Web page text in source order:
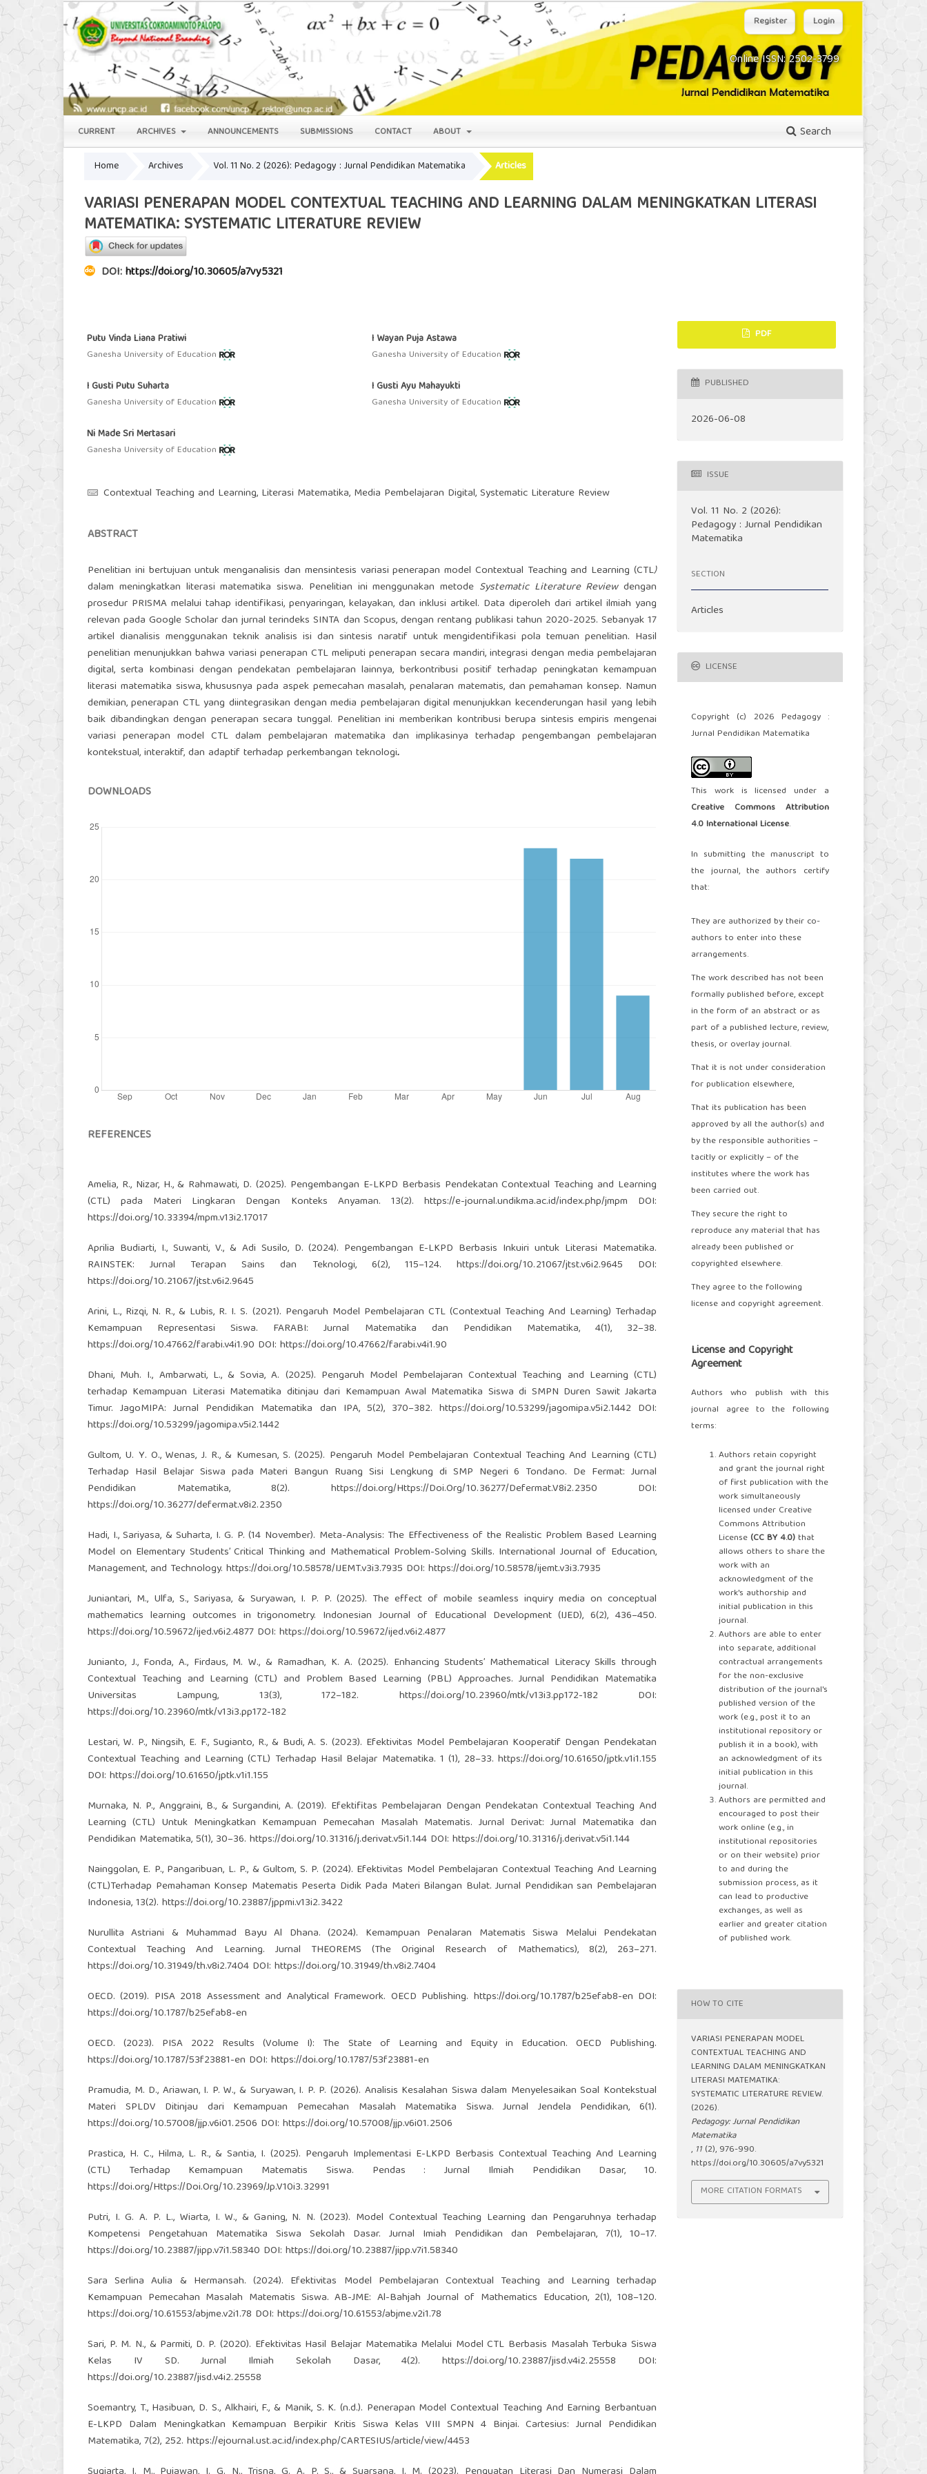
Online ISSN: 2502-3799
CURRENT ARCHIVES ANNOUNCEMENTS SUBMISSIONS CONTACT ABOUT Search
Register Login
Home Archives Vol. 11 No. 2 (2026): Pedagogy : Jurnal Pendidikan Matematika Articles
VARIASI PENERAPAN MODEL CONTEXTUAL TEACHING AND LEARNING DALAM MENINGKATKAN LITERASI
MATEMATIKA: SYSTEMATIC LITERATURE REVIEW
DOI:https://doi.org/10.30605/a7vy5321
Putu Vinda Liana Pratiwi
Ganesha University of Education
I Wayan Puja Astawa
Ganesha University of Education
I Gusti Putu Suharta
Ganesha University of Education
I Gusti Ayu Mahayukti
Ganesha University of Education
Ni Made Sri Mertasari
Ganesha University of Education
Contextual Teaching and Learning, Literasi Matematika, Media Pembelajaran Digital, Systematic Literature Review
ABSTRACT
Penelitian ini bertujuan untuk menganalisis dan mensintesis variasi penerapan model Contextual Teaching and Learning (CTL)
dalam meningkatkan literasi matematika siswa. Penelitian ini menggunakan metode Systematic Literature Reviewdengan
prosedur PRISMA melalui tahap identifikasi, penyaringan, kelayakan, dan inklusi artikel. Data diperoleh dari artikel ilmiah yang
relevan pada Google Scholar dan jurnal terindeks SINTA dan Scopus, dengan rentang publikasi tahun 2020-2025. Sebanyak 17
artikel dianalisis menggunakan teknik analisis isi dan sintesis naratif untuk mengidentifikasi pola temuan penelitian. Hasil
penelitian menunjukkan bahwa variasi penerapan CTL meliputi penerapan secara mandiri, integrasi dengan media pembelajaran
digital, serta kombinasi dengan pendekatan pembelajaran lainnya, berkontribusi positif terhadap peningkatan kemampuan
literasi matematika siswa, khususnya pada aspek pemecahan masalah, penalaran matematis, dan pemahaman konsep. Namun
demikian, penerapan CTL yang diintegrasikan dengan media pembelajaran digital menunjukkan kecenderungan hasil yang lebih
baik dibandingkan dengan penerapan secara tunggal. Penelitian ini memberikan kontribusi berupa sintesis empiris mengenai
variasi penerapan model CTL dalam pembelajaran matematika dan implikasinya terhadap pengembangan pembelajaran
kontekstual, interaktif, dan adaptif terhadap perkembangan teknologi.
DOWNLOADS
REFERENCES
Amelia, R., Nizar, H., & Rahmawati, D. (2025). Pengembangan E-LKPD Berbasis Pendekatan Contextual Teaching and Learning
(CTL) pada Materi Lingkaran Dengan Konteks Anyaman. 13(2). https://e-journal.undikma.ac.id/index.php/jmpm DOI:
https://doi.org/10.33394/mpm.v13i2.17017
Aprilia Budiarti, I., Suwanti, V., & Adi Susilo, D. (2024). Pengembangan E-LKPD Berbasis Inkuiri untuk Literasi Matematika.
RAINSTEK: Jurnal Terapan Sains dan Teknologi, 6(2), 115–124. https://doi.org/10.21067/jtst.v6i2.9645 DOI:
https://doi.org/10.21067/jtst.v6i2.9645
Arini, L., Rizqi, N. R., & Lubis, R. I. S. (2021). Pengaruh Model Pembelajaran CTL (Contextual Teaching And Learning) Terhadap
Kemampuan Representasi Siswa. FARABI: Jurnal Matematika dan Pendidikan Matematika, 4(1), 32–38.
https://doi.org/10.47662/farabi.v4i1.90 DOI: https://doi.org/10.47662/farabi.v4i1.90
Dhani, Muh. I., Ambarwati, L., & Sovia, A. (2025). Pengaruh Model Pembelajaran Contextual Teaching and Learning (CTL)
terhadap Kemampuan Literasi Matematika ditinjau dari Kemampuan Awal Matematika Siswa di SMPN Duren Sawit Jakarta
Timur. JagoMIPA: Jurnal Pendidikan Matematika dan IPA, 5(2), 370–382. https://doi.org/10.53299/jagomipa.v5i2.1442 DOI:
https://doi.org/10.53299/jagomipa.v5i2.1442
Gultom, U. Y. O., Wenas, J. R., & Kumesan, S. (2025). Pengaruh Model Pembelajaran Contextual Teaching And Learning (CTL)
Terhadap Hasil Belajar Siswa pada Materi Bangun Ruang Sisi Lengkung di SMP Negeri 6 Tondano. De Fermat: Jurnal
Pendidikan Matematika, 8(2). https://doi.org/Https://Doi.Org/10.36277/Defermat.V8i2.2350 DOI:
https://doi.org/10.36277/defermat.v8i2.2350
Hadi, I., Sariyasa, & Suharta, I. G. P. (14 November). Meta-Analysis: The Effectiveness of the Realistic Problem Based Learning
Model on Elementary Students’ Critical Thinking and Mathematical Problem-Solving Skills. International Journal of Education,
Management, and Technology. https://doi.org/10.58578/IJEMT.v3i3.7935 DOI: https://doi.org/10.58578/ijemt.v3i3.7935
Juniantari, M., Ulfa, S., Sariyasa, & Suryawan, I. P. P. (2025). The effect of mobile seamless inquiry media on conceptual
mathematics learning outcomes in trigonometry. Indonesian Journal of Educational Development (IJED), 6(2), 436–450.
https://doi.org/10.59672/ijed.v6i2.4877 DOI: https://doi.org/10.59672/ijed.v6i2.4877
Junianto, J., Fonda, A., Firdaus, M. W., & Ramadhan, K. A. (2025). Enhancing Students’ Mathematical Literacy Skills through
Contextual Teaching and Learning (CTL) and Problem Based Learning (PBL) Approaches. Jurnal Pendidikan Matematika
Universitas Lampung, 13(3), 172–182. https://doi.org/10.23960/mtk/v13i3.pp172-182 DOI:
https://doi.org/10.23960/mtk/v13i3.pp172-182
Lestari, W. P., Ningsih, E. F., Sugianto, R., & Budi, A. S. (2023). Efektivitas Model Pembelajaran Kooperatif Dengan Pendekatan
Contextual Teaching and Learning (CTL) Terhadap Hasil Belajar Matematika. 1 (1), 28–33. https://doi.org/10.61650/jptk.v1i1.155
DOI: https://doi.org/10.61650/jptk.v1i1.155
Murnaka, N. P., Anggraini, B., & Surgandini, A. (2019). Efektifitas Pembelajaran Dengan Pendekatan Contextual Teaching And
Learning (CTL) Untuk Meningkatkan Kemampuan Pemecahan Masalah Matematis. Jurnal Derivat: Jurnal Matematika dan
Pendidikan Matematika, 5(1), 30–36. https://doi.org/10.31316/j.derivat.v5i1.144 DOI: https://doi.org/10.31316/j.derivat.v5i1.144
Nainggolan, E. P., Pangaribuan, L. P., & Gultom, S. P. (2024). Efektivitas Model Pembelajaran Contextual Teaching And Learning
(CTL)Terhadap Pemahaman Konsep Matematis Peserta Didik Pada Materi Bilangan Bulat. Jurnal Pendidikan san Pembelajaran
Indonesia, 13(2). https://doi.org/10.23887/jppmi.v13i2.3422
Nurullita Astriani & Muhammad Bayu Al Dhana. (2024). Kemampuan Penalaran Matematis Siswa Melalui Pendekatan
Contextual Teaching And Learning. Jurnal THEOREMS (The Original Research of Mathematics), 8(2), 263–271.
https://doi.org/10.31949/th.v8i2.7404 DOI: https://doi.org/10.31949/th.v8i2.7404
OECD. (2019). PISA 2018 Assessment and Analytical Framework. OECD Publishing. https://doi.org/10.1787/b25efab8-en DOI:
https://doi.org/10.1787/b25efab8-en
OECD. (2023). PISA 2022 Results (Volume I): The State of Learning and Equity in Education. OECD Publishing.
https://doi.org/10.1787/53f23881-en DOI: https://doi.org/10.1787/53f23881-en
Pramudia, M. D., Ariawan, I. P. W., & Suryawan, I. P. P. (2026). Analisis Kesalahan Siswa dalam Menyelesaikan Soal Kontekstual
Materi SPLDV Ditinjau dari Kemampuan Pemecahan Masalah Matematika Siswa. Jurnal Jendela Pendidikan, 6(1).
https://doi.org/10.57008/jjp.v6i01.2506 DOI: https://doi.org/10.57008/jjp.v6i01.2506
Prastica, H. C., Hilma, L. R., & Santia, I. (2025). Pengaruh Implementasi E-LKPD Berbasis Contextual Teaching And Learning
(CTL) Terhadap Kemampuan Matematis Siswa. Pendas : Jurnal Ilmiah Pendidikan Dasar, 10.
https://doi.org/Https://Doi.Org/10.23969/Jp.V10i3.32991
Putri, I. G. A. P. L., Wiarta, I. W., & Ganing, N. N. (2023). Model Contextual Teaching Learning dan Pengaruhnya terhadap
Kompetensi Pengetahuan Matematika Siswa Sekolah Dasar. Jurnal Imiah Pendidikan dan Pembelajaran, 7(1), 10–17.
https://doi.org/10.23887/jipp.v7i1.58340 DOI: https://doi.org/10.23887/jipp.v7i1.58340
Sara Serlina Aulia & Hermansah. (2024). Efektivitas Model Pembelajaran Contextual Teaching and Learning terhadap
Kemampuan Pemecahan Masalah Matematis Siswa. AB-JME: Al-Bahjah Journal of Mathematics Education, 2(1), 108–120.
https://doi.org/10.61553/abjme.v2i1.78 DOI: https://doi.org/10.61553/abjme.v2i1.78
Sari, P. M. N., & Parmiti, D. P. (2020). Efektivitas Hasil Belajar Matematika Melalui Model CTL Berbasis Masalah Terbuka Siswa
Kelas IV SD. Jurnal Ilmiah Sekolah Dasar, 4(2).https://doi.org/10.23887/jisd.v4i2.25558 DOI:
https://doi.org/10.23887/jisd.v4i2.25558
Soemantry, T., Hasibuan, D. S., Alkhairi, F., & Manik, S. K. (n.d.). Penerapan Model Contextual Teaching And Earning Berbantuan
E-LKPD Dalam Meningkatkan Kemampuan Berpikir Kritis Siswa Kelas VIII SMPN 4 Binjai. Cartesius: Jurnal Pendidikan
Matematika, 7(2), 252. https://ejournal.ust.ac.id/index.php/CARTESIUS/article/view/4453
PDF
PUBLISHED
2026-06-08
ISSUE
Vol. 11 No. 2 (2026):
Pedagogy : Jurnal Pendidikan
Matematika
SECTION
Articles
LICENSE
Copyright (c) 2026 Pedagogy :
Jurnal Pendidikan Matematika
This work is licensed under a
Creative Commons Attribution
4.0 International License.
In submitting the manuscript to
the journal, the authors certify
that:
They are authorized by their co-
authors to enter into these
arrangements.
The work described has not been
formally published before, except
in the form of an abstract or as
part of a published lecture, review,
thesis, or overlay journal.
That it is not under consideration
for publication elsewhere,
That its publication has been
approved by all the author(s) and
by the responsible authorities –
tacitly or explicitly – of the
institutes where the work has
been carried out.
They secure the right to
reproduce any material that has
already been published or
copyrighted elsewhere.
They agree to the following
license and copyright agreement.
License and Copyright
Agreement
Authors who publish with this
journal agree to the following
terms:
Authors retain copyright
and grant the journal right
of first publication with the
work simultaneously
licensed under Creative
Commons Attribution
License (CC BY 4.0)that
allows others to share the
work with an
acknowledgment of the
work's authorship and
initial publication in this
journal.
Authors are able to enter
into separate, additional
contractual arrangements
for the non-exclusive
distribution of the journal's
published version of the
work (e.g., post it to an
institutional repository or
publish it in a book), with
an acknowledgment of its
initial publication in this
journal.
Authors are permitted and
encouraged to post their
work online (e.g., in
institutional repositories
or on their website) prior
to and during the
submission process, as it
can lead to productive
exchanges, as well as
earlier and greater citation
of published work.
HOW TO CITE
VARIASI PENERAPAN MODEL
CONTEXTUAL TEACHING AND
LEARNING DALAM MENINGKATKAN
LITERASI MATEMATIKA:
SYSTEMATIC LITERATURE REVIEW.
(2026).
Pedagogy: Jurnal Pendidikan
Matematika
, 11 (2), 976-990.
https://doi.org/10.30605/a7vy5321
MORE CITATION FORMATS